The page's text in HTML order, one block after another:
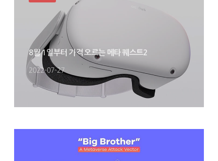
8월 1일부터 가격 오르는 메타 퀘스트2
2022-07-27